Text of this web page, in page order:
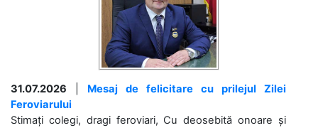
31.07.2026
Mesaj de felicitare cu prilejul Zilei
Feroviarului
Stimați colegi, dragi feroviari, Cu deosebită onoare și